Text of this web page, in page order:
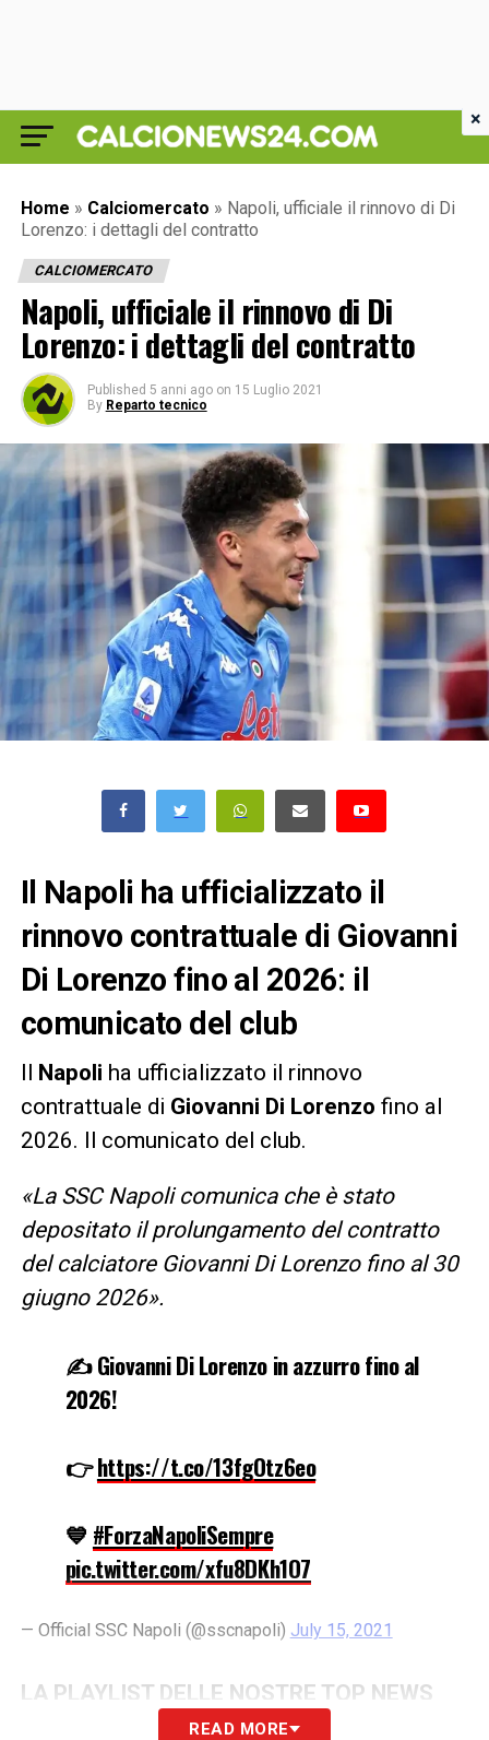
Home » Calciomercato » Napoli, ufficiale il rinnovo di Di
Lorenzo: i dettagli del contratto
CALCIOMERCATO
Napoli, ufficiale il rinnovo di Di
Lorenzo: i dettagli del contratto
Published 5 anni ago on 15 Luglio 2021
By Reparto tecnico
Il Napoli ha ufficializzato il
rinnovo contrattuale di Giovanni
Di Lorenzo fino al 2026: il
comunicato del club
Il Napoli ha ufficializzato il rinnovo
contrattuale di Giovanni Di Lorenzo fino al
2026. Il comunicato del club.
«La SSC Napoli comunica che è stato
depositato il prolungamento del contratto
del calciatore Giovanni Di Lorenzo fino al 30
giugno 2026».
✍️ Giovanni Di Lorenzo in azzurro fino al
2026!
👉https://t.co/13fgOtz6eo
💙 #ForzaNapoliSempre
pic.twitter.com/xfu8DKh1O7
— Official SSC Napoli (@sscnapoli) July 15, 2021
LA PLAYLIST DELLE NOSTRE TOP NEWS
READ MORE
×